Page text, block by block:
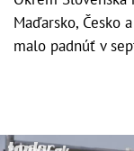
Maďarsko, Česko
malo padnúť v